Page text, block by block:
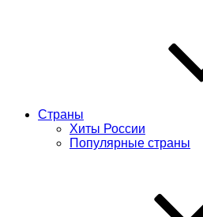
Страны
Хиты России
Популярные страны